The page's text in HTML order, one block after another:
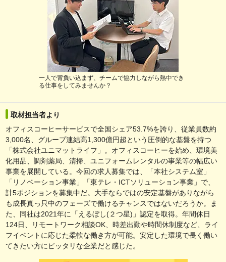
一人で背負い込まず、チームで協力しながら熱中でき
る仕事をしてみませんか？
取材担当者より
オフィスコーヒーサービスで全国シェア53.7%を誇り、従業員数約
3,000名、グループ連結高1,300億円超という圧倒的な基盤を持つ
「株式会社ユニマットライフ」。オフィスコーヒーを始め、環境美
化用品、調剤薬局、清掃、ユニフォームレンタルの事業等の幅広い
事業を展開している。今回の求人募集では、「本社システム室」
「リノベーション事業」「東テレ・ICTソリューション事業」で、
計5ポジションを募集中だ。大手ならではの安定基盤がありながら
も成長真っ只中のフェーズで働けるチャンスではないだろうか。ま
た、同社は2021年に「えるぼし(２つ星)」認定を取得。年間休日
124日、リモートワーク相談OK、時差出勤や時間休制度など、ライ
フイベントに応じた柔軟な働き方が可能。安定した環境で長く働い
てきたい方にピッタリな企業だと感じた。